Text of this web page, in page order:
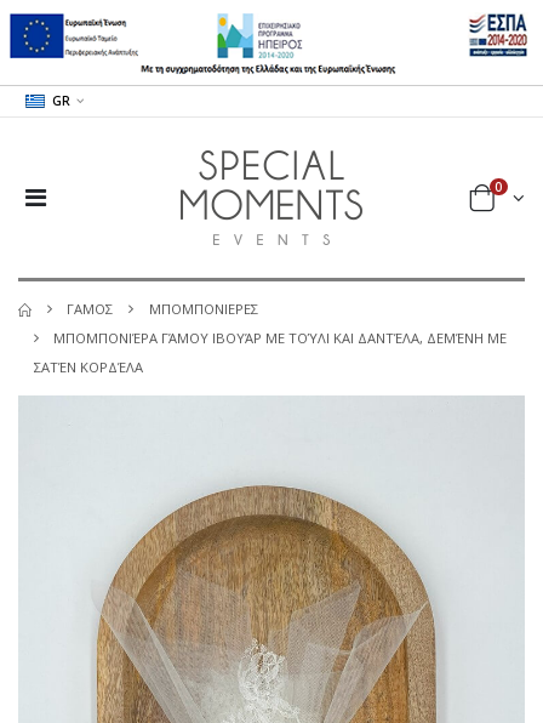
GR
0
ΓΑΜΟΣ
ΜΠΟΜΠΟΝΙΕΡΕΣ
ΜΠΟΜΠΟΝΙΈΡΑ ΓΆΜΟΥ ΙΒΟΥΆΡ ΜΕ ΤΟΎΛΙ ΚΑΙ ΔΑΝΤΈΛΑ, ΔΕΜΈΝΗ ΜΕ
ΣΑΤΈΝ ΚΟΡΔΈΛΑ